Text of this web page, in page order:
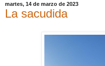
martes, 14 de marzo de 2023
La sacudida